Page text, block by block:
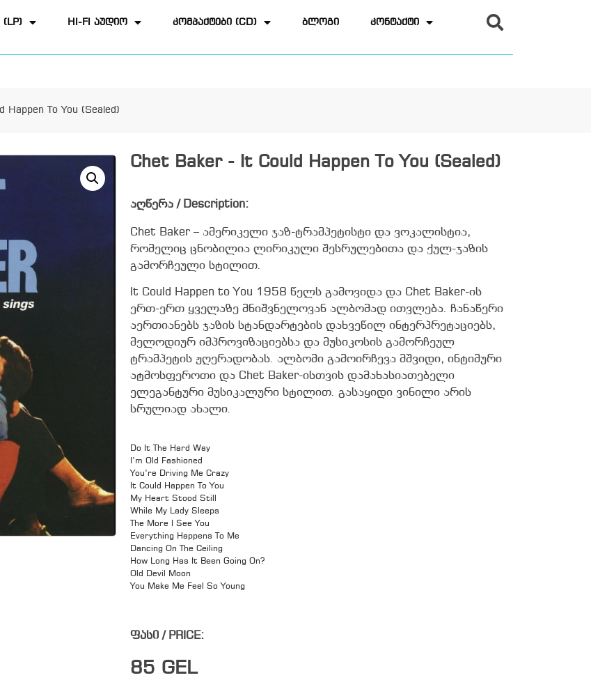
HI-FI აუდიო კომპაქტები (CD) ბლოგი კონტაქტი
To You (Sealed)
Chet Baker - It Could Happen To You (Sealed)
აღწერა / Description:
Chet Baker – ამერიკელი ჯაზ-ტრამპეტისტი და ვოკალისტია,
რომელიც ცნობილია ლირიკული შესრულებითა და ქულ-ჯაზის
გამორჩეული სტილით.
It Could Happen to You 1958 წელს გამოვიდა და Chet Baker-ის
ერთ-ერთ ყველაზე მნიშვნელოვან ალბომად ითვლება. ჩანაწერი
აერთიანებს ჯაზის სტანდარტების დახვეწილ ინტერპრეტაციებს,
მელოდიურ იმპროვიზაციებსა და მუსიკოსის გამორჩეულ
ტრამპეტის ჟღერადობას. ალბომი გამოირჩევა მშვიდი, ინტიმური
ატმოსფეროთი და Chet Baker-ისთვის დამახასიათებელი
ელეგანტური მუსიკალური სტილით. გასაყიდი ვინილი არის
სრულიად ახალი.
Do It The Hard Way
I’m Old Fashioned
You’re Driving Me Crazy
It Could Happen To You
My Heart Stood Still
While My Lady Sleeps
The More I See You
Everything Happens To Me
Dancing On The Ceiling
How Long Has It Been Going On?
Old Devil Moon
You Make Me Feel So Young
ფასი / PRICE:
85 GEL